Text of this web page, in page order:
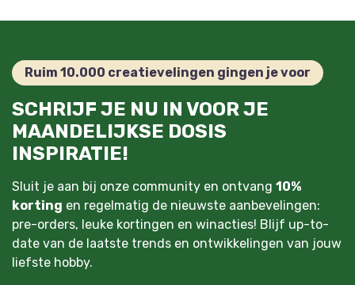
Ruim 10.000 creatievelingen gingen je voor
SCHRIJF JE NU IN VOOR JE
MAANDELIJKSE DOSIS
INSPIRATIE!
Sluit je aan bij onze community en ontvang 10%
korting en regelmatig de nieuwste aanbevelingen:
pre-orders, leuke kortingen en winacties! Blijf up-to-
date van de laatste trends en ontwikkelingen van jouw
liefste hobby.